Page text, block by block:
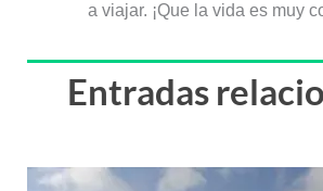
a viajar. ¡Que la vida es muy
Entradas